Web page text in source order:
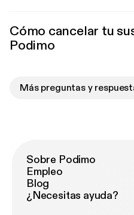
Cómo cancelar tu
Podimo
Más preguntas y
Sobre Podimo
Empleo
Blog
¿Necesitas ayuda?